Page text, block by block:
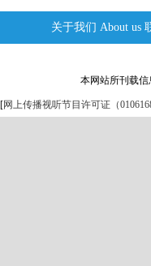
关于我们 About us
本网站所刊载
[网上传播视听节目许可证（